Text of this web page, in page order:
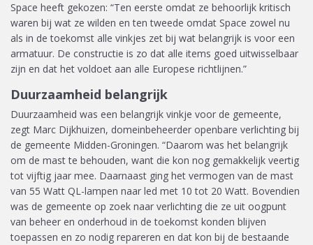
Space heeft gekozen: “Ten eerste omdat ze behoorlijk kritisch
waren bij wat ze wilden en ten tweede omdat Space zowel nu
als in de toekomst alle vinkjes zet bij wat belangrijk is voor een
armatuur. De constructie is zo dat alle items goed uitwisselbaar
zijn en dat het voldoet aan alle Europese richtlijnen.”
Duurzaamheid belangrijk
Duurzaamheid was een belangrijk vinkje voor de gemeente,
zegt Marc Dijkhuizen, domeinbeheerder openbare verlichting bij
de gemeente Midden-Groningen. “Daarom was het belangrijk
om de mast te behouden, want die kon nog gemakkelijk veertig
tot vijftig jaar mee. Daarnaast ging het vermogen van de mast
van 55 Watt QL-lampen naar led met 10 tot 20 Watt. Bovendien
was de gemeente op zoek naar verlichting die ze uit oogpunt
van beheer en onderhoud in de toekomst konden blijven
toepassen en zo nodig repareren en dat kon bij de bestaande